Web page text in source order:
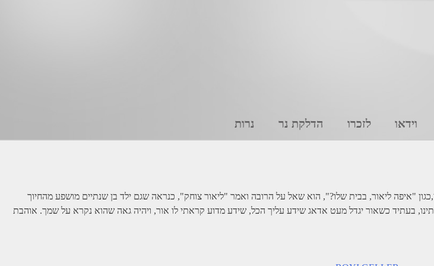
וידאו לזכרו הדלקת נר נרות
"איפה ליאור, בבית שלו?", הוא שאל על הרובה ואמר "ליאור צוחק", כנראה שגם ילד בן שנתיים מושפע מהחיוך
בעתיד כשאור יגדל מעט אדאג שידע עליך הכל, שידע מדוע קראתי לו אור, ויהיה גאה שהוא נקרא על שמך. אוהבת